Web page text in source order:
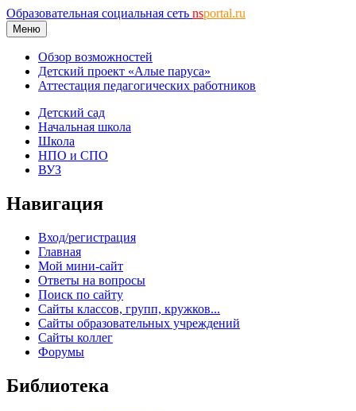
Образовательная социальная сеть nsportal.ru
Меню
Обзор возможностей
Детский проект «Алые паруса»
Аттестация педагогических работников
Детский сад
Начальная школа
Школа
НПО и СПО
ВУЗ
Навигация
Вход/регистрация
Главная
Мой мини-сайт
Ответы на вопросы
Поиск по сайту
Сайты классов, групп, кружков...
Сайты образовательных учреждений
Сайты коллег
Форумы
Библиотека